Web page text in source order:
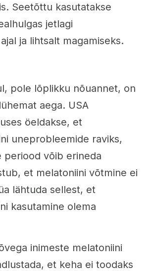
Seetõttu kasutatakse
jetlagi
ja lihtsalt magamiseks.
pole lõplikku nõuannet, on
aega. USA
öeldakse, et
uneprobleemide raviks,
periood võib erineda
et melatoniini võtmine ei
lähtuda sellest, et
kasutamine olema
inimeste melatoniini
et keha ei toodaks